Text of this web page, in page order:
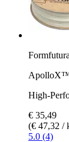
Formfutura
High-
€ 35,49
(€ 47,32 /
5.0 (4)